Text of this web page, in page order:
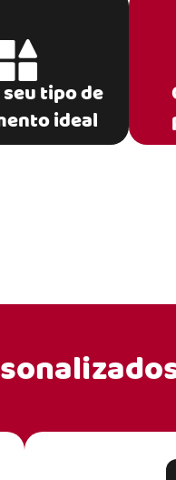
tipo de
ideal